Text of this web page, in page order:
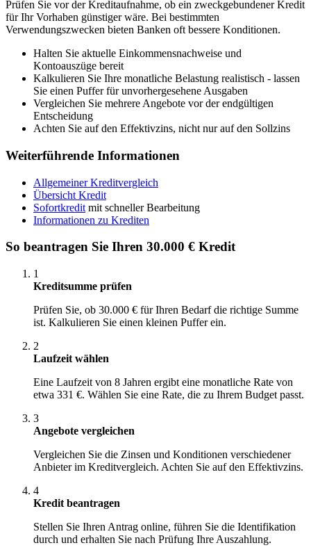
Prüfen Sie vor der Kreditaufnahme, ob ein zweckgebundener Kredit
für Ihr Vorhaben günstiger wäre. Bei bestimmten
Verwendungszwecken bieten Banken oft bessere Konditionen.
Halten Sie aktuelle Einkommensnachweise und
Kontoauszüge bereit
Kalkulieren Sie Ihre monatliche Belastung realistisch - lassen
Sie einen Puffer für unvorhergesehene Ausgaben
Vergleichen Sie mehrere Angebote vor der endgültigen
Entscheidung
Achten Sie auf den Effektivzins, nicht nur auf den Sollzins
Weiterführende Informationen
Allgemeiner Kreditvergleich
Übersicht Kredit
Sofortkredit mit schneller Bearbeitung
Informationen zu Krediten
So beantragen Sie Ihren 30.000 € Kredit
1
Kreditsumme prüfen
Prüfen Sie, ob 30.000 € für Ihren Bedarf die richtige Summe
ist. Kalkulieren Sie einen kleinen Puffer ein.
2
Laufzeit wählen
Eine Laufzeit von 8 Jahren ergibt eine monatliche Rate von
etwa 331 €. Wählen Sie eine Rate, die zu Ihrem Budget passt.
3
Angebote vergleichen
Vergleichen Sie die Zinsen und Konditionen verschiedener
Anbieter im Kreditvergleich. Achten Sie auf den Effektivzins.
4
Kredit beantragen
Stellen Sie Ihren Antrag online, führen Sie die Identifikation
durch und erhalten Sie nach Prüfung Ihre Auszahlung.